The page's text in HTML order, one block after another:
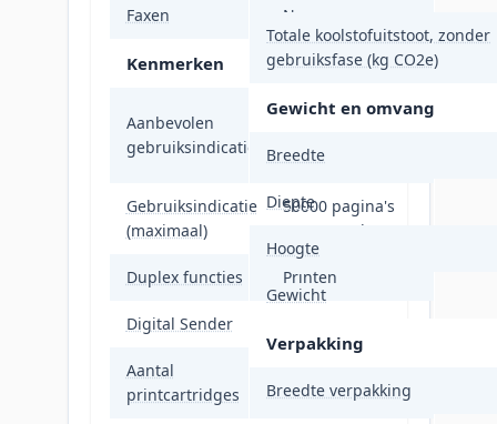
Faxen Nee
Kenmerken
Aanbevolen
gebruiksindicatie
750 - 4000
maand
Gebruiksindicatie
(maximaal)
50000 pagina's
per maand
Duplex functies Printen
Digital Sender
Aantal
printcartridges
4
Totale koolstofuitstoot, zonder
gebruiksfase (kg CO2e)
Gewicht en omvang
Breedte
Diepte
Hoogte
Gewicht
Verpakking
Breedte verpakking